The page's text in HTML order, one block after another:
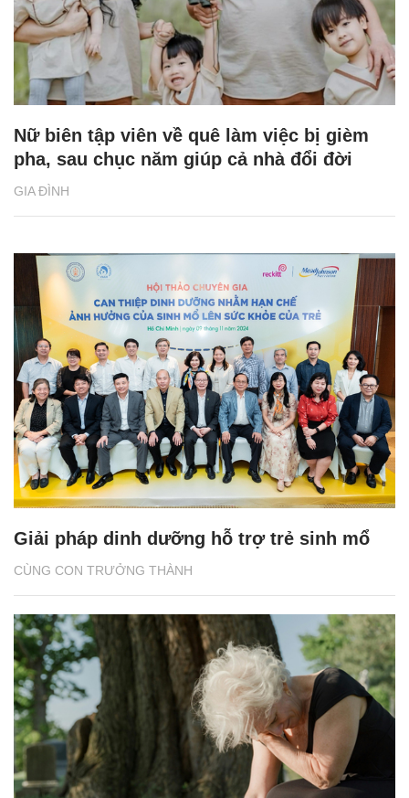
GIA ĐÌNH
Nữ biên tập viên về quê làm việc bị gièm
pha, sau chục năm giúp cả nhà đổi đời
CÙNG CON TRƯỞNG THÀNH
Giải pháp dinh dưỡng hỗ trợ trẻ sinh mổ